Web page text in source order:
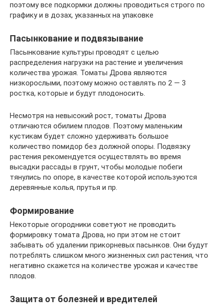
поэтому все подкормки должны проводиться строго по
графику и в дозах, указанных на упаковке
Пасынкование и подвязывание
Пасынкование культуры проводят с целью
распределения нагрузки на растение и увеличения
количества урожая. Томаты Дрова являются
низкорослыми, поэтому можно оставлять по 2 — 3
ростка, которые и будут плодоносить.
Несмотря на невысокий рост, томаты Дрова
отличаются обилием плодов. Поэтому маленьким
кустикам будет сложно удерживать большое
количество помидор без должной опоры. Подвязку
растения рекомендуется осуществлять во время
высадки рассады в грунт, чтобы молодые побеги
тянулись по опоре, в качестве которой используются
деревянные колья, прутья и пр.
Формирование
Некоторые огородники советуют не проводить
формировку томата Дрова, но при этом не стоит
забывать об удалении прикорневых пасынков. Они будут
потреблять слишком много жизненных сил растения, что
негативно скажется на количестве урожая и качестве
плодов.
Защита от болезней и вредителей